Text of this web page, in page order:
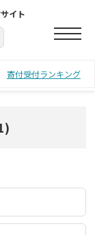
イト
寄付受付ランキング
)